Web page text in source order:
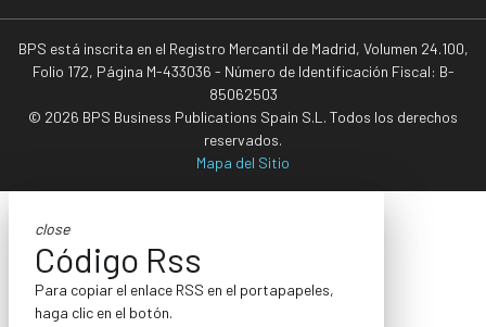
BPS está inscrita en el Registro Mercantil de Madrid, Volumen 24.100,
Folio 172, Página M-433036 - Número de Identificación Fiscal: B-
85062503
© 2026 BPS Business Publications Spain S.L. Todos los derechos
reservados.
Mapa del Sitio
close
Código Rss
Para copiar el enlace RSS en el portapapeles,
haga clic en el botón.